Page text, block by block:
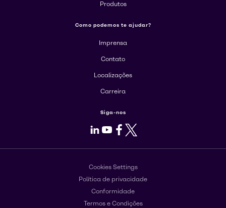
Produtos
Como podemos te ajudar?
Imprensa
Contato
Localizações
Carreira
Siga-nos
LinkedIn
Youtube
Facebook
X
Cookies Settings
Política de privacidade
Conformidade
Termos e Condições